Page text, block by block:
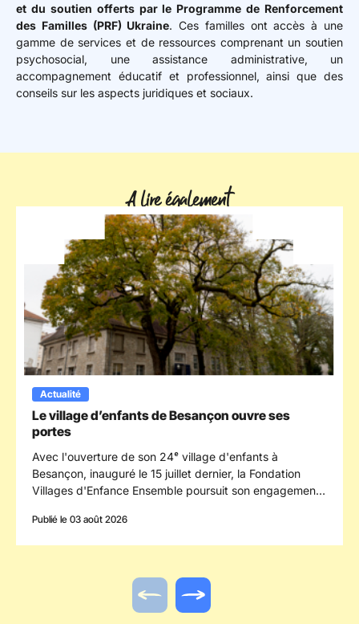
et du soutien offerts par le Programme de Renforcement
des Familles (PRF) Ukraine. Ces familles ont accès à une
gamme de services et de ressources comprenant un soutien
psychosocial, une assistance administrative, un
accompagnement éducatif et professionnel, ainsi que des
conseils sur les aspects juridiques et sociaux.
A lire également
Actualité
Le village d’enfants de Besançon ouvre ses
portes
Avec l'ouverture de son 24ᵉ village d'enfants à
Besançon, inauguré le 15 juillet dernier, la Fondation
Villages d'Enfance Ensemble poursuit son engagement
l'enfance en s'implantant dans le département du
Publié le 03 août 2026
Actualité précédente
Actualité suivante